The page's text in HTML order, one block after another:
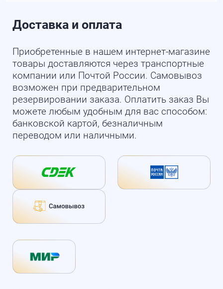
Доставка и оплата
Приобретенные в нашем интернет-магазине
товары доставляются через транспортные
компании или Почтой России. Самовывоз
возможен при предварительном
резервировании заказа. Оплатить заказ Вы
можете любым удобным для вас способом:
банковской картой, безналичным
переводом или наличными.